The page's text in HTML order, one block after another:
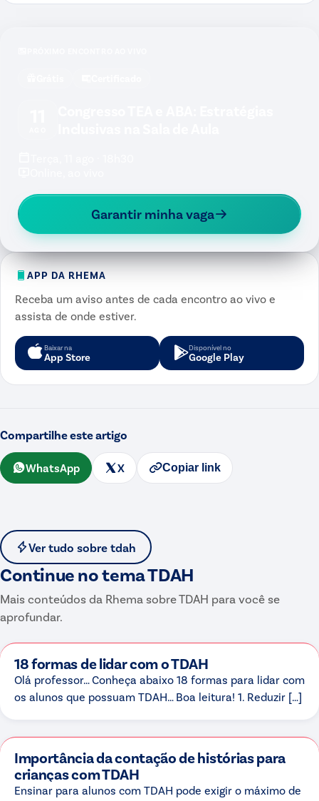
Garantir minha vaga
APP DA RHEMA
Receba um aviso antes de cada encontro ao vivo e
assista de onde estiver.
Baixar na
App Store
Disponível no
Google Play
Compartilhe este artigo
WhatsApp X Copiar link
Ver tudo sobre tdah
Continue no temaTDAH
Mais conteúdos da Rhema sobreTDAH para você se
aprofundar.
18 formas de lidar com o TDAH
Olá professor… Conheça abaixo 18 formas para lidar com
os alunos que possuam TDAH… Boa leitura! 1. Reduzir […]
Importância da contação de histórias para
crianças com TDAH
Ensinar para alunos com TDAH pode exigir o máximo de